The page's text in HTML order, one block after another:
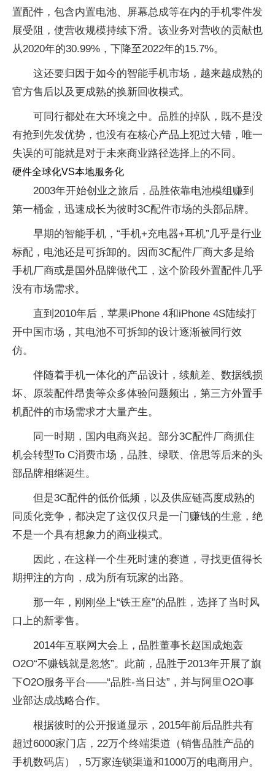
置配件，包含内置电池、屏幕总成等在内的手机零件发
展受阻，使营收规模持续下滑。该业务对营收的贡献也
从2020年的30.99%，下降至2022年的15.7%。
这还要归因于如今的智能手机市场，越来越成熟的
官方售后以及更成熟的换新回收模式。
可同行都处在大环境之中。品胜的掉队，既不是没
有抢到先发优势，也没有在核心产品上犯过大错，唯一
失误的可能就是对于未来商业路径选择上的不同。
硬件全球化VS本地服务化
2003年开始创业之旅后，品胜依靠电池模组赚到
第一桶金，迅速成长为彼时3C配件市场的头部品牌。
早期的智能手机，“手机+充电器+耳机”几乎是行业
标配，电池还是可拆卸的。因而3C配件厂商大多是给
手机厂商或是国外品牌做代工，这个阶段外置配件几乎
没有市场需求。
直到2010年后，苹果iPhone 4和iPhone 4S陆续打
开中国市场，其电池不可拆卸的设计逐渐被同行效
仿。
伴随着手机一体化的产品设计，续航差、数据线损
坏、原装配件昂贵等众多体验问题频出，第三方外置手
机配件的市场需求才大量产生。
同一时期，国内电商兴起。部分3C配件厂商抓住
机会转型To C消费市场，品胜、绿联、倍思等后来的头
部品牌相继诞生。
但是3C配件的低价低频，以及供应链高度成熟的
同质化竞争，都决定了这仅仅只是一门赚钱的生意，绝
不是一个具有想象力的商业模式。
因此，在这样一个生死时速的赛道，寻找更值得长
期押注的方向，成为所有玩家的出路。
那一年，刚刚坐上“铁王座”的品胜，选择了当时风
口上的新零售。
2014年互联网大会上，品胜董事长赵国成炮轰
O2O“不赚钱就是忽悠”。此前，品胜于2013年开展了旗
下O2O服务平台——“品胜-当日达”，并与阿里O2O事
业部达成战略合作。
根据彼时的公开报道显示，2015年前后品胜共有
超过6000家门店，22万个终端渠道（销售品胜产品的
手机数码店），5万家连锁渠道和1000万的电商用户。